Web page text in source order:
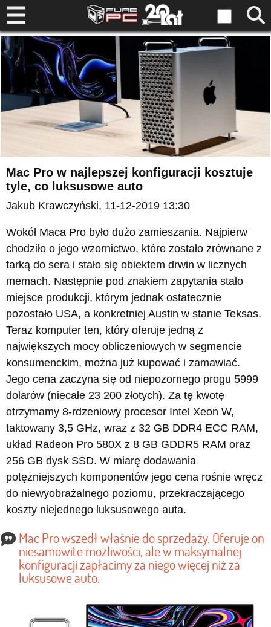
Mac Pro w najlepszej konfiguracji kosztuje
tyle, co luksusowe auto
Jakub Krawczyński, 11-12-2019 13:30
Wokół Maca Pro było dużo zamieszania. Najpierw
chodziło o jego wzornictwo, które zostało zrównane z
tarką do sera i stało się obiektem drwin w licznych
memach. Następnie pod znakiem zapytania stało
miejsce produkcji, którym jednak ostatecznie
pozostało USA, a konkretniej Austin w stanie Teksas.
Teraz komputer ten, który oferuje jedną z
największych mocy obliczeniowych w segmencie
konsumenckim, można już kupować i zamawiać.
Jego cena zaczyna się od niepozornego progu 5999
dolarów (niecałe 23 200 złotych). Za tę kwotę
otrzymamy 8-rdzeniowy procesor Intel Xeon W,
taktowany 3,5 GHz, wraz z 32 GB DDR4 ECC RAM,
układ Radeon Pro 580X z 8 GB GDDR5 RAM oraz
256 GB dysk SSD. W miarę dodawania
potężniejszych komponentów jego cena rośnie wręcz
do niewyobrażalnego poziomu, przekraczającego
koszty niejednego luksusowego auta.
Mac Pro wszedł właśnie do sprzedaży. Oferuje on
niesamowite możliwości, ale w maksymalnej
konfiguracji zapłacimy za niego więcej niż za
luksusowe auto.